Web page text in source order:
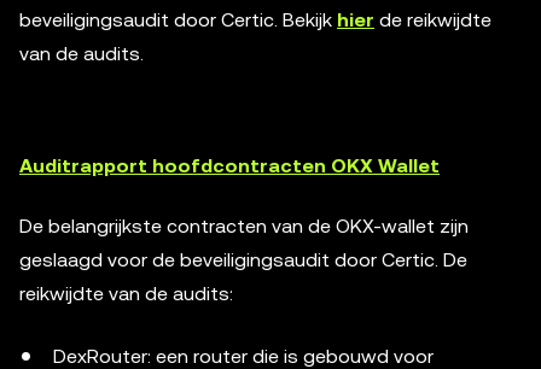
beveiligingsaudit door Certic. Bekijk hier de reikwijdte
van de audits.
Auditrapport hoofdcontracten OKX Wallet
De belangrijkste contracten van de OKX-wallet zijn
geslaagd voor de beveiligingsaudit door Certic. De
reikwijdte van de audits:
DexRouter: een router die is gebouwd voor